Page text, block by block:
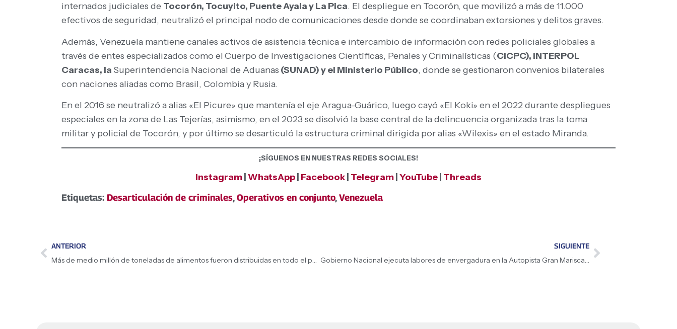
internados judiciales de Tocorón, Tocuyito, Puente Ayala y La Pica. El despliegue en Tocorón, que movilizó a más de 11.000
efectivos de seguridad, neutralizó el principal nodo de comunicaciones desde donde se coordinaban extorsiones y delitos graves.
Además, Venezuela mantiene canales activos de asistencia técnica e intercambio de información con redes policiales globales a
través de entes especializados como elCuerpo de Investigaciones Científicas, Penales y Criminalísticas (CICPC), INTERPOL
Caracas, la Superintendencia Nacional de Aduanas (SUNAD) y el Ministerio Público, donde se gestionaron convenios bilaterales
con naciones aliadas como Brasil, Colombia y Rusia.
En el 2016 se neutralizó a alias «El Picure» que mantenía el eje Aragua-Guárico, luego cayó «El Koki» en el 2022 durante despliegues
especiales en la zona de Las Tejerías, asimismo, en el 2023 se disolvió la base central de la delincuencia organizada tras la toma
militar y policial de Tocorón, y por último se desarticuló la estructura criminal dirigida por alias «Wilexis» en el estado Miranda.
¡SÍGUENOS EN NUESTRAS REDES SOCIALES!
Instagram WhatsApp Facebook Telegram YouTube Threads
Etiquetas: Desarticulación de criminales,Operativos en conjunto,Venezuela
ANTERIOR
Más de medio millón de toneladas de alimentos fueron distribuidas en todo el país, destacó la Presidenta (E) Delcy Rodríguez
SIGUIENTE
Gobierno Nacional ejecuta labores de envergadura en la Autopista Gran Mariscal de Ayacucho para restaurar la conectividad vial